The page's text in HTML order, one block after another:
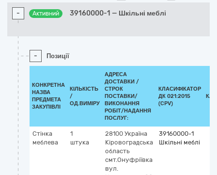
- Активний 39160000-1 — Шкільні меблі
- Позиції
КОНКРЕТНА
НАЗВА
ПРЕДМЕТА
ЗАКУПІВЛІ
КІЛЬКІСТЬ
/
ОД.ВИМІРУ
АДРЕСА
ДОСТАВКИ /
СТРОК
ПОСТАВКИ/
ВИКОНАННЯ
РОБІТ/НАДАННЯ
ПОСЛУГ:
КЛАСИФІКАТОР
ДК 021:2015
(CPV)
Стінка
меблева
1
штука
28100 Україна
Кіровоградська
область
смт.Онуфріївка
вул.
39160000-1
Шкільні меблі